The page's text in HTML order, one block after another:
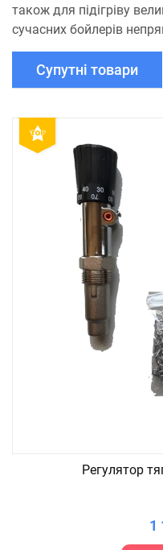
також для підігріву
сучасних бойлерів
Супутні товари
Регулятор
1